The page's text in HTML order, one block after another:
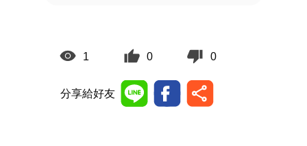
1 0 0
分享給好友